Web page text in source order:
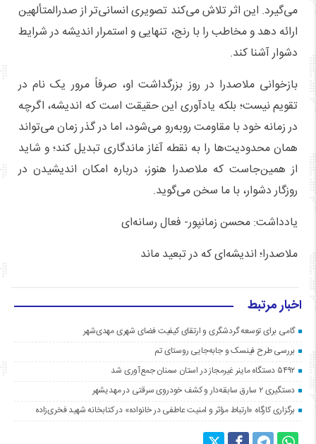
می‌گیرد. این اثر تلاش می‌کند تصویری انسانی‌تر از صدرالمتألهین
ارائه دهد و مخاطب را با رنج، تنهایی و استمرار اندیشه در شرایط
دشوار آشنا کند.
بازخوانی ملاصدرا در روز بزرگداشت او، صرفاً مرور یک نام در
تقویم نیست؛ بلکه یادآوری این حقیقت است که اندیشه، اگرچه
در زمانه خود با مقاومت روبه‌رو می‌شود، اما در گذر زمان می‌تواند
همان محدودیت‌ها را به نقطه آغاز ماندگاری تبدیل کند؛ و شاید
از همین‌جاست که ملاصدرا هنوز، درباره امکان اندیشیدن در
روزگار دشوار، با ما سخن می‌گوید.
یادداشت: محسن زمانپور- فعال رسانه‌ای
ملاصدرا؛ اندیشه‌ای که در تبعید ماند
اخبار مرتبط
گامی برای توسعه گردشگری و ارتقای کیفیت فضای شهری مهدی‌شهر
بررسی طرح فینسک و جابه‌جایی روستای تم
۵۴۹۲ دستگاه ماینر غیرمجاز در استان سمنان جمع‌آوری شد
دستگیری ۲ سارق سابقه‌دار و کشف خودروی سرقتی در مهدیشهر
برگزاری کارگاه «ارتباط مؤثر و امنیت عاطفی در خانواده» در کتابخانه شهید فخری‌زاده